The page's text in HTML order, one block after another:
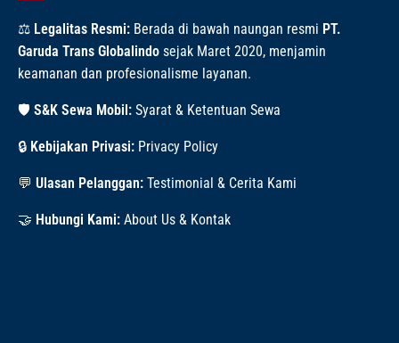
⚖️ Legalitas Resmi: Berada di bawah naungan resmi PT.
Garuda Trans Globalindo sejak Maret 2020, menjamin
keamanan dan profesionalisme layanan.
🛡️ S&K Sewa Mobil: Syarat & Ketentuan Sewa
🔒 Kebijakan Privasi: Privacy Policy
💬 Ulasan Pelanggan: Testimonial & Cerita Kami
🤝 Hubungi Kami: About Us & Kontak